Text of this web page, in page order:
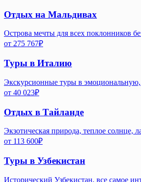
Отдых на Мальдивах
Острова мечты для всех поклонников
от 275 767₽
Туры в Италию
Экскурсионные туры в
от 40 023₽
Отдых в Тайланде
Экзотическая природа, теплое солнце,
от 113 600₽
Туры в Узбекистан
Исторический Узбекистан, все самое